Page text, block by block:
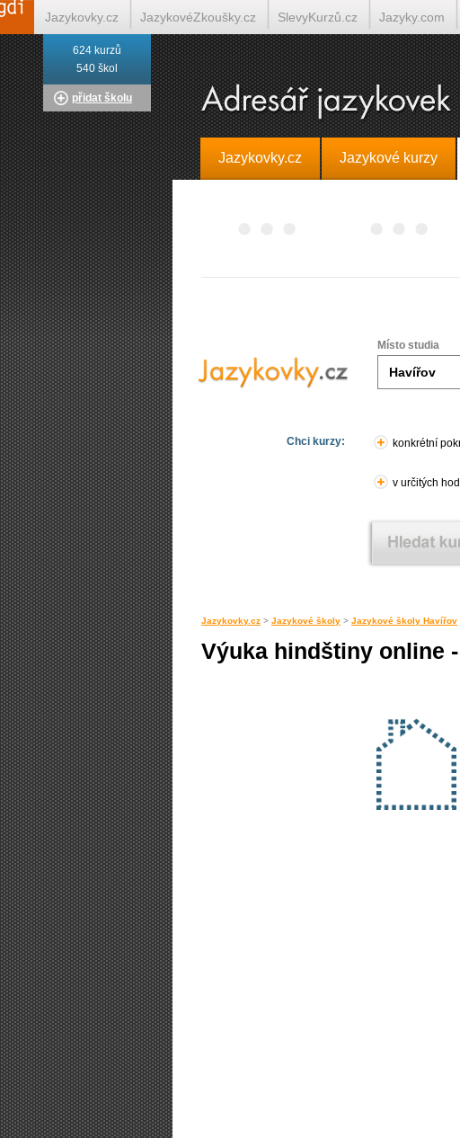
Jazykovky.cz Jazykové kurzy
Místo studia
Chci kurzy: konkrétní
v určitých
Jazykovky.cz > Jazykové školy > Jazykové školy Havířov
Výuka hindštiny online
624 kurzů
540 škol
přidat školu
Jazykovky.cz JazykovéZkoušky.cz SlevyKurzů.cz Jazyky.com
Italština on-line Tlumočení-Překlady.cz Překládá.cz Tlumočí.cz